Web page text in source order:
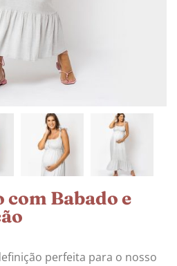
Babado e
perfeita para o nosso